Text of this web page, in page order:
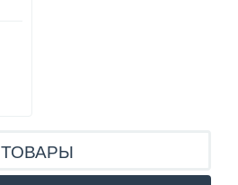
ТОВАРЫ